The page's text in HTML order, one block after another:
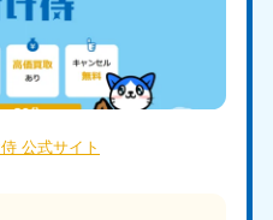
公式サイト